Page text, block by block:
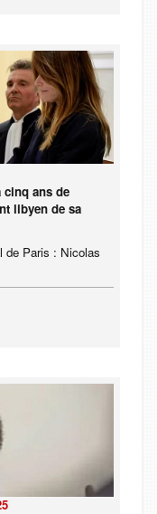
cinq ans de
libyen de sa
de Paris : Nicolas